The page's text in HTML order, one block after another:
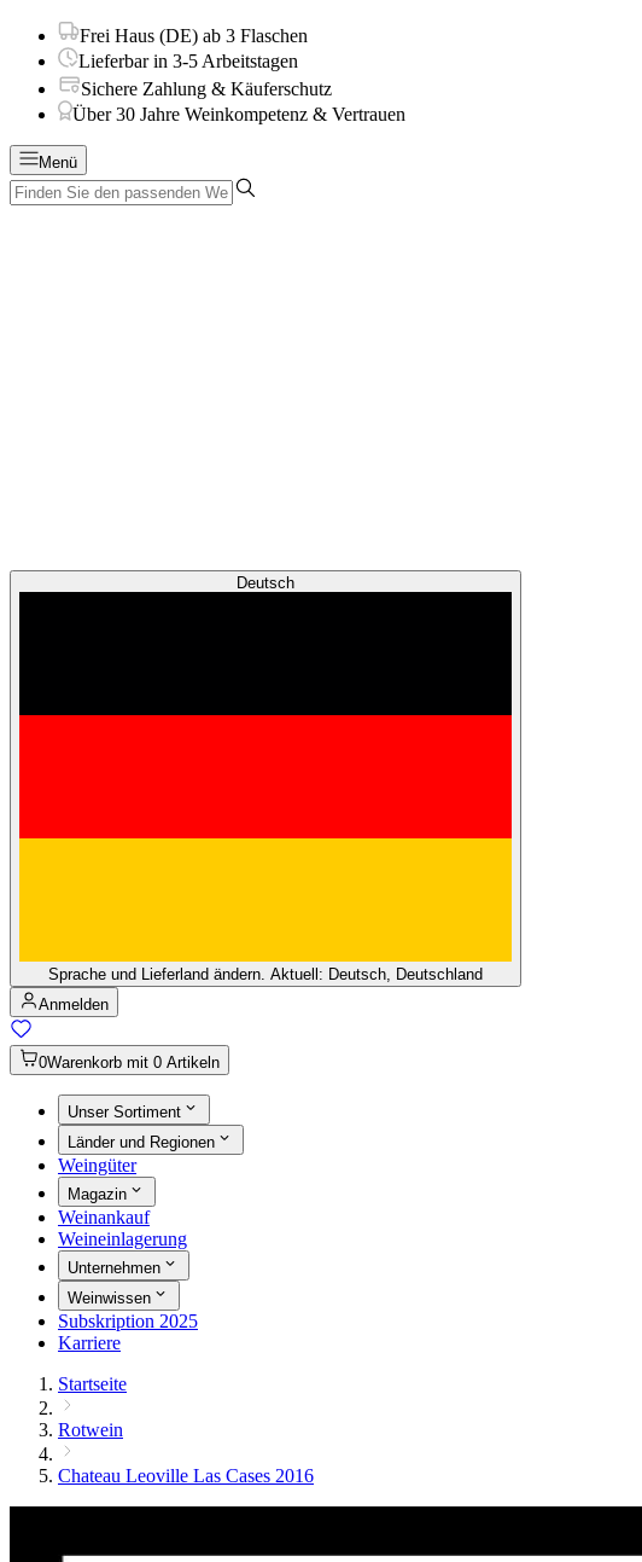
Frei Haus (DE) ab 3 Flaschen
Lieferbar in 3-5 Arbeitstagen
Sichere Zahlung & Käuferschutz
Über 30 Jahre Weinkompetenz & Vertrauen
Menü
Deutsch
Sprache und Lieferland ändern. Aktuell: Deutsch, Deutschland
Anmelden
0Warenkorb mit 0 Artikeln
Unser Sortiment
Länder und Regionen
Weingüter
Magazin
Weinankauf
Weineinlagerung
Unternehmen
Weinwissen
Subskription 2025
Karriere
Startseite
Rotwein
Chateau Leoville Las Cases 2016